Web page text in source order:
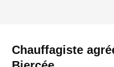
Chauffagiste